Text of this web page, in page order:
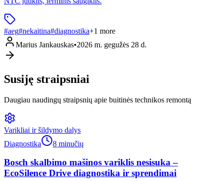
#aeg#nekaitina#diagnostika+1 more
Marius Jankauskas•2026 m. gegužės 28 d.
Susiję straipsniai
Daugiau naudingų straipsnių apie buitinės technikos remontą
Varikliai ir šildymo dalys
Diagnostika
8 minučių
Bosch skalbimo mašinos variklis nesisuka –
EcoSilence Drive diagnostika ir sprendimai